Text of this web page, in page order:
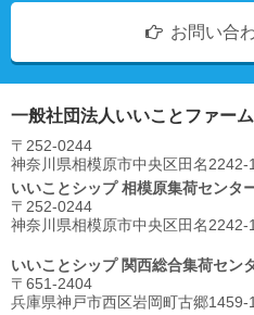
お問い合
一般社団法人いいことファーム
〒252-0244
神奈川県相模原市中央区⽥名2242-1
いいことシップ 相模原集荷センタ
〒252-0244
神奈川県相模原市中央区⽥名2242-1
いいことシップ 関西総合集荷セン
〒651-2404
兵庫県神戸市西区岩岡町古郷1459-1